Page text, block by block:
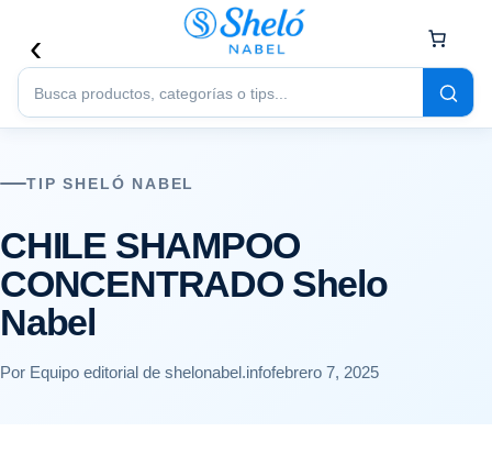
Buscar
productos
TIP SHELÓ NABEL
CHILE SHAMPOO
CONCENTRADO Shelo
Nabel
Por Equipo editorial de shelonabel.infofebrero 7, 2025